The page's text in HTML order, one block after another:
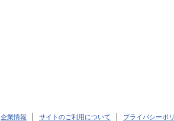
企業情報 サイトのご利用について
プライバシーポ